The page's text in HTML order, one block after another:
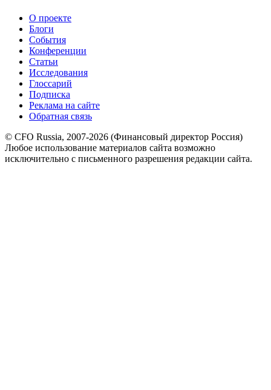
О проекте
Блоги
События
Конференции
Статьи
Исследования
Глоссарий
Подписка
Реклама на сайте
Обратная связь
© CFO Russia, 2007-2026 (Финансовый директор Россия)
Любое использование материалов сайта возможно
исключительно с письменного разрешения редакции сайта.